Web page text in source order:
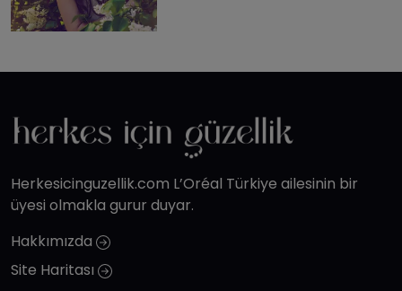
Herkesicinguzellik.com L’Oréal Türkiye ailesinin bir
üyesi olmakla gurur duyar.
Hakkımızda
Site Haritası